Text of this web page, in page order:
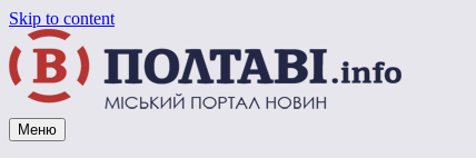
Skip to content
Vpoltave.info
Полтавский портал новостей
Меню